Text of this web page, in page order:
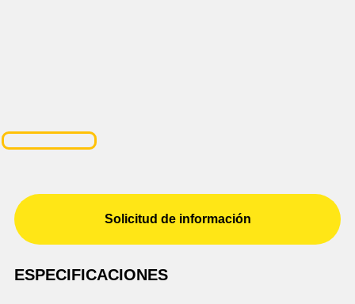
Solicitud de información
ESPECIFICACIONES